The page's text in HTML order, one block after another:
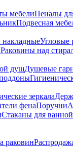
мебелиПеналы
Подвесная
Угловые
Раковины над
душДушевые
зеркала
фенаПоручни
Стаканы для ванной
раковин